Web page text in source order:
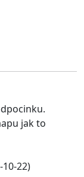
jak to
22)